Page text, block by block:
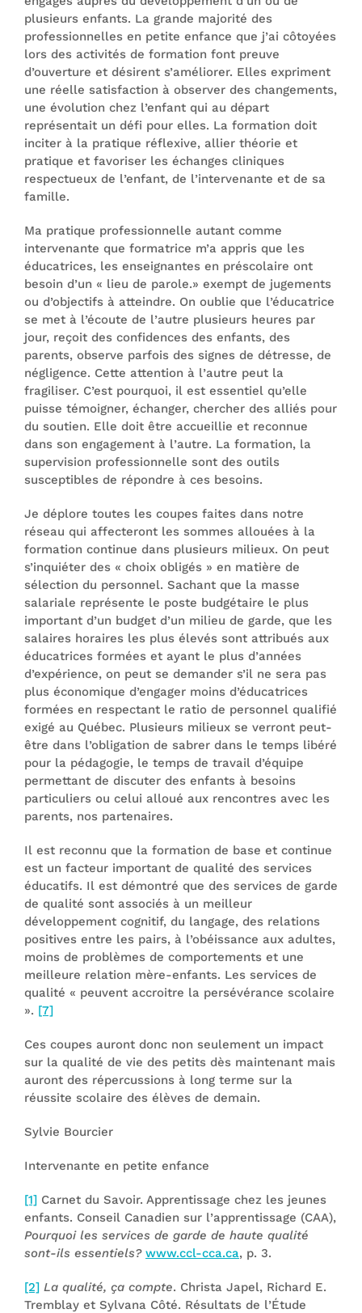
plusieurs enfants. La grande majorité des
professionnelles en petite enfance que j’ai côtoyées
lors des activités de formation font preuve
d’ouverture et désirent s’améliorer. Elles expriment
une réelle satisfaction à observer des changements,
une évolution chez l’enfant qui au départ
représentait un défi pour elles. La formation doit
inciter à la pratique réflexive, allier théorie et
pratique et favoriser les échanges cliniques
respectueux de l’enfant, de l’intervenante et de sa
famille.
Ma pratique professionnelle autant comme
intervenante que formatrice m’a appris que les
éducatrices, les enseignantes en préscolaire ont
besoin d’un « lieu de parole.» exempt de jugements
ou d’objectifs à atteindre. On oublie que l’éducatrice
se met à l’écoute de l’autre plusieurs heures par
jour, reçoit des confidences des enfants, des
parents, observe parfois des signes de détresse, de
négligence. Cette attention à l’autre peut la
fragiliser. C’est pourquoi, il est essentiel qu’elle
puisse témoigner, échanger, chercher des alliés pour
du soutien. Elle doit être accueillie et reconnue
dans son engagement à l’autre. La formation, la
supervision professionnelle sont des outils
susceptibles de répondre à ces besoins.
Je déplore toutes les coupes faites dans notre
réseau qui affecteront les sommes allouées à la
formation continue dans plusieurs milieux. On peut
s’inquiéter des « choix obligés » en matière de
sélection du personnel. Sachant que la masse
salariale représente le poste budgétaire le plus
important d’un budget d’un milieu de garde, que les
salaires horaires les plus élevés sont attribués aux
éducatrices formées et ayant le plus d’années
d’expérience, on peut se demander s’il ne sera pas
plus économique d’engager moins d’éducatrices
formées en respectant le ratio de personnel qualifié
exigé au Québec. Plusieurs milieux se verront peut-
être dans l’obligation de sabrer dans le temps libéré
pour la pédagogie, le temps de travail d’équipe
permettant de discuter des enfants à besoins
particuliers ou celui alloué aux rencontres avec les
parents, nos partenaires.
Il est reconnu que la formation de base et continue
est un facteur important de qualité des services
éducatifs. Il est démontré que des services de garde
de qualité sont associés à un meilleur
développement cognitif, du langage, des relations
positives entre les pairs, à l’obéissance aux adultes,
moins de problèmes de comportements et une
meilleure relation mère-enfants. Les services de
qualité « peuvent accroitre la persévérance scolaire
». [7]
Ces coupes auront donc non seulement un impact
sur la qualité de vie des petits dès maintenant mais
auront des répercussions à long terme sur la
réussite scolaire des élèves de demain.
Sylvie Bourcier
Intervenante en petite enfance
[1] Carnet du Savoir. Apprentissage chez les jeunes
enfants. Conseil Canadien sur l’apprentissage (CAA),
Pourquoi les services de garde de haute qualité
sont-ils essentiels? www.ccl-cca.ca, p. 3.
[2] La qualité, ça compte. Christa Japel, Richard E.
Tremblay et Sylvana Côté. Résultats de l’Étude